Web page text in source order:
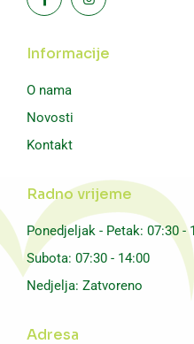
Informacije
O nama
Novosti
Kontakt
Radno vrijeme
Ponedjeljak - Petak: 07:30 -
Subota: 07:30 - 14:00
Nedjelja: Zatvoreno
Adresa